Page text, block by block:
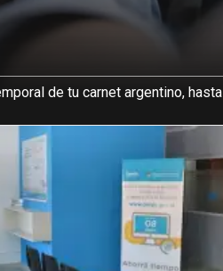
de tu carnet argentino, hasta